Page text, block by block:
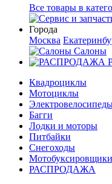
Все товары в
Города
Москва
Салоны
Квадроциклы
Мотоциклы
Багги
Лодки и моторы
Питбайки
Снегоходы
Мотобуксировщики
РАСПРОДАЖА